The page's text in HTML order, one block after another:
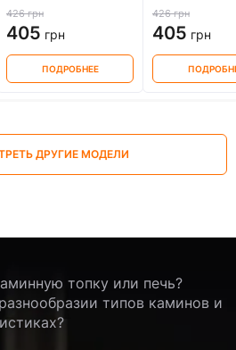
426 грн
405 грн
ПОДРОБНЕЕ
426 грн
405 грн
ДРУГИЕ МОДЕЛИ
топку или печь?
типов каминов и